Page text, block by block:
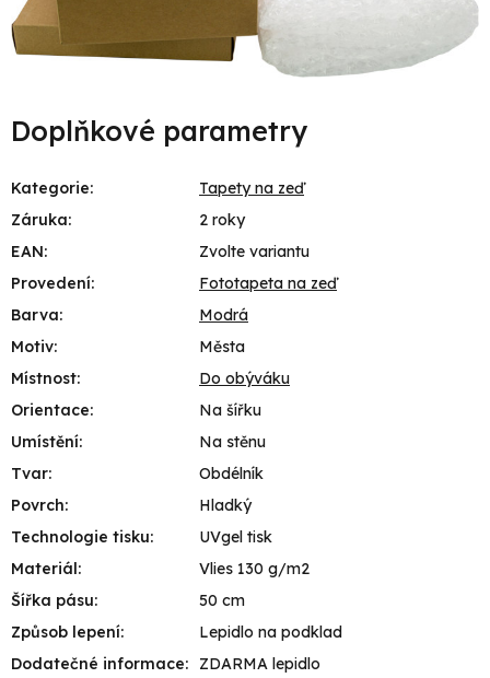
Doplňkové parametry
Kategorie:
Tapety na zeď
Záruka:
2 roky
EAN:
Zvolte variantu
Provedení:
Fototapeta na zeď
Barva:
Modrá
Motiv:
Města
Místnost:
Do obýváku
Orientace:
Na šířku
Umístění:
Na stěnu
Tvar:
Obdélník
Povrch:
Hladký
Technologie tisku:
UVgel tisk
Materiál:
Vlies 130 g/m2
Šířka pásu:
50 cm
Způsob lepení:
Lepidlo na podklad
Dodatečné informace: ZDARMA lepidlo